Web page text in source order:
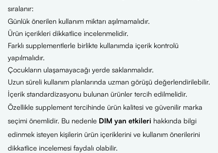
sıralanır:
Günlük önerilen kullanım miktarı aşılmamalıdır.
Ürün içerikleri dikkatlice incelenmelidir.
Farklı supplementlerle birlikte kullanımda içerik kontrolü
yapılmalıdır.
Çocukların ulaşamayacağı yerde saklanmalıdır.
Uzun süreli kullanım planlarında uzman görüşü değerlendirilebilir.
İçerik standardizasyonu bulunan ürünler tercih edilmelidir.
Özellikle supplement tercihinde ürün kalitesi ve güvenilir marka
seçimi önemlidir. Bu nedenle DIM yan etkileri hakkında bilgi
edinmek isteyen kişilerin ürün içeriklerini ve kullanım önerilerini
dikkatlice incelemesi faydalı olabilir.